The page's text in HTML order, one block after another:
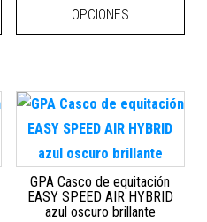
OPCIONES
GPA Casco de equitación
EASY SPEED AIR HYBRID
azul oscuro brillante